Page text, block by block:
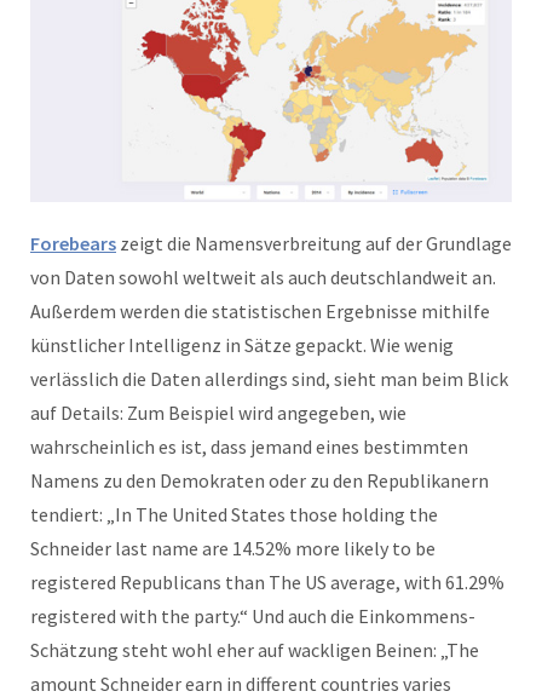
Forebears zeigt die Namensverbreitung auf der Grundlage
von Daten sowohl weltweit als auch deutschlandweit an.
Außerdem werden die statistischen Ergebnisse mithilfe
künstlicher Intelligenz in Sätze gepackt. Wie wenig
verlässlich die Daten allerdings sind, sieht man beim Blick
auf Details: Zum Beispiel wird angegeben, wie
wahrscheinlich es ist, dass jemand eines bestimmten
Namens zu den Demokraten oder zu den Republikanern
tendiert: „In The United States those holding the
Schneider last name are 14.52% more likely to be
registered Republicans than The US average, with 61.29%
registered with the party.“ Und auch die Einkommens-
Schätzung steht wohl eher auf wackligen Beinen: „The
amount Schneider earn in different countries varies